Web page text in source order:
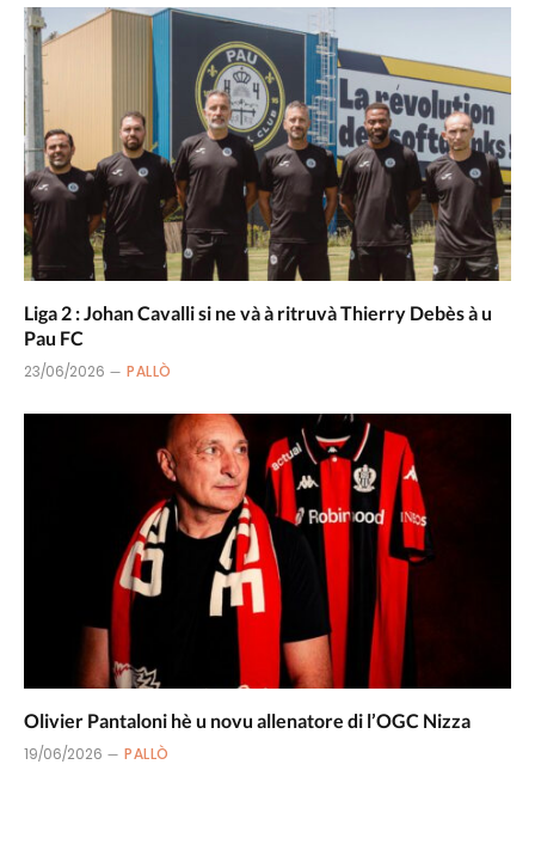
Liga 2 : Johan Cavalli si ne và à ritruvà Thierry Debès à u
Pau FC
23/06/2026 PALLÒ
Olivier Pantaloni hè u novu allenatore di l’OGC Nizza
19/06/2026 PALLÒ